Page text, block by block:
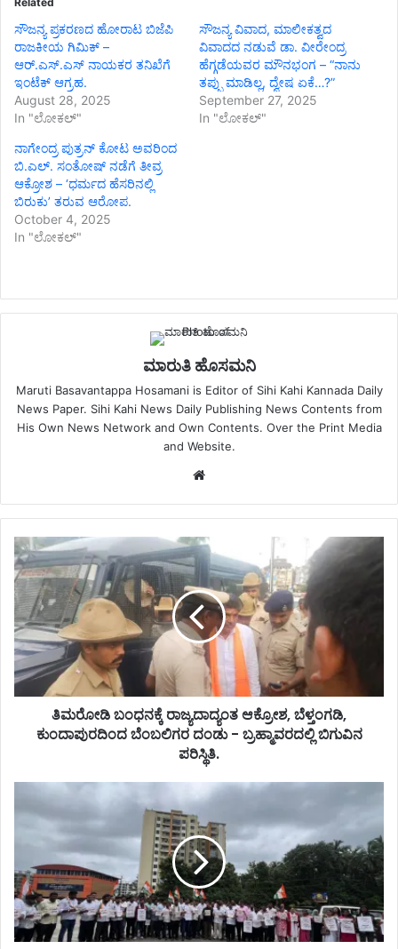
ಸೌಜನ್ಯ ಪ್ರಕರಣದ ಹೋರಾಟ ಬಿಜೆಪಿ
ರಾಜಕೀಯ ಗಿಮಿಕ್ –
ಆರ್.ಎಸ್.ಎಸ್ ನಾಯಕರ ತನಿಖೆಗೆ
ಇಂಟೆಕ್ ಆಗ್ರಹ.
August 28, 2025
In "ಲೋಕಲ್"
ಸೌಜನ್ಯ ವಿವಾದ, ಮಾಲೀಕತ್ವದ
ವಿವಾದದ ನಡುವೆ ಡಾ. ವೀರೇಂದ್ರ
ಹೆಗ್ಗಡೆಯವರ ಮೌನಭಂಗ – “ನಾನು
ತಪ್ಪು ಮಾಡಿಲ್ಲ, ದ್ವೇಷ ಏಕೆ…?”
September 27, 2025
In "ಲೋಕಲ್"
ನಾಗೇಂದ್ರ ಪುತ್ರನ್ ಕೋಟ ಅವರಿಂದ
ಬಿ.ಎಲ್. ಸಂತೋಷ್ ನಡೆಗೆ ತೀವ್ರ
ಆಕ್ರೋಶ – ‘ಧರ್ಮದ ಹೆಸರಿನಲ್ಲಿ
ಬಿರುಕು’ ತರುವ ಆರೋಪ.
October 4, 2025
In "ಲೋಕಲ್"
ಮಾರುತಿ ಹೊಸಮನಿ
Maruti Basavantappa Hosamani is Editor of Sihi Kahi Kannada Daily
News Paper. Sihi Kahi News Daily Publishing News Contents from
His Own News Network and Own Contents. Over the Print Media
and Website.
Website
ತಿಮರೋಡಿ ಬಂಧನಕ್ಕೆ ರಾಜ್ಯದಾದ್ಯಂತ ಆಕ್ರೋಶ, ಬೆಳ್ತಂಗಡಿ,
ಕುಂದಾಪುರದಿಂದ ಬೆಂಬಲಿಗರ ದಂಡು - ಬ್ರಹ್ಮಾವರದಲ್ಲಿ ಬಿಗುವಿನ
ಪರಿಸ್ಥಿತಿ.